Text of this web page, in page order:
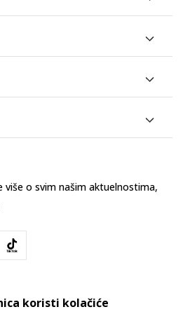
o svim našim aktuelnostima,
koristi kolačiće